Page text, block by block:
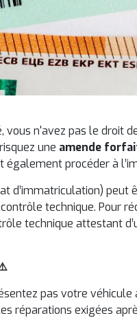
n'avez pas le droit
une amende
également procéder à
d’immatriculation)
technique. Pour
technique attestant
pas votre
réparations exigées